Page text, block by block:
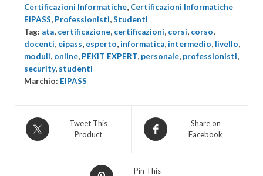
CREATOR
quantità
Certificazioni Informatiche, Certificazioni Informatiche
EIPASS, Professionisti,Studenti
Tag: ata, certificazione, certificazioni, corsi, corso,
docenti, eipass, esperto, informatica, intermedio, livello,
moduli, online, PEKIT EXPERT, personale, professionisti,
security, studenti
Marchio: EIPASS
Tweet This
Product
Share on
Facebook
Pin This